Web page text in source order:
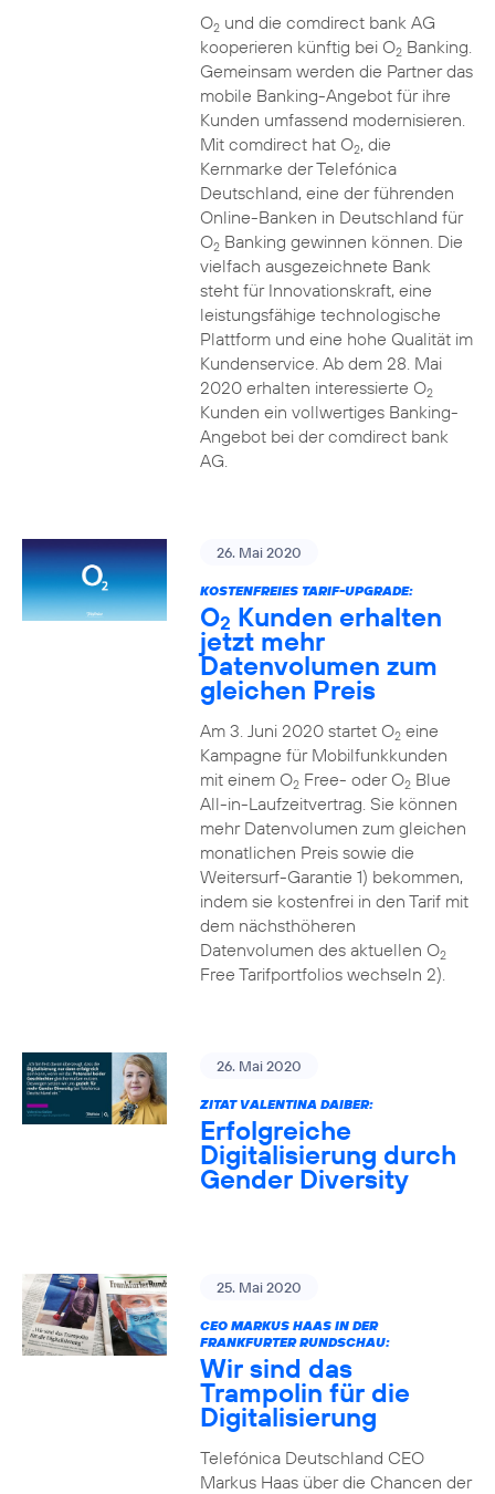
O2und die comdirect bank AG
kooperieren künftig bei O2Banking.
Gemeinsam werden die Partner das
mobile Banking-Angebot für ihre
Kunden umfassend modernisieren.
Mit comdirect hat O2, die
Kernmarke der Telefónica
Deutschland, eine der führenden
Online-Banken in Deutschland für
O2Banking gewinnen können. Die
vielfach ausgezeichnete Bank
steht für Innovationskraft, eine
leistungsfähige technologische
Plattform und eine hohe Qualität im
Kundenservice. Ab dem 28. Mai
2020 erhalten interessierte O2
Kunden ein vollwertiges Banking-
Angebot bei der comdirect bank
AG.
26. Mai 2020
KOSTENFREIES TARIF-UPGRADE:
O2 Kunden erhalten
jetzt mehr
Datenvolumen zum
gleichen Preis
Am 3. Juni 2020 startet O2eine
Kampagne für Mobilfunkkunden
mit einem O2Free- oder O2Blue
All-in-Laufzeitvertrag. Sie können
mehr Datenvolumen zum gleichen
monatlichen Preis sowie die
Weitersurf-Garantie 1) bekommen,
indem sie kostenfrei in den Tarif mit
dem nächsthöheren
Datenvolumen des aktuellen O2
Free Tarifportfolios wechseln 2).
26. Mai 2020
ZITAT VALENTINA DAIBER:
Erfolgreiche
Digitalisierung durch
Gender Diversity
25. Mai 2020
CEO MARKUS HAAS IN DER
FRANKFURTER RUNDSCHAU:
Wir sind das
Trampolin für die
Digitalisierung
Telefónica Deutschland CEO
Markus Haas über die Chancen der